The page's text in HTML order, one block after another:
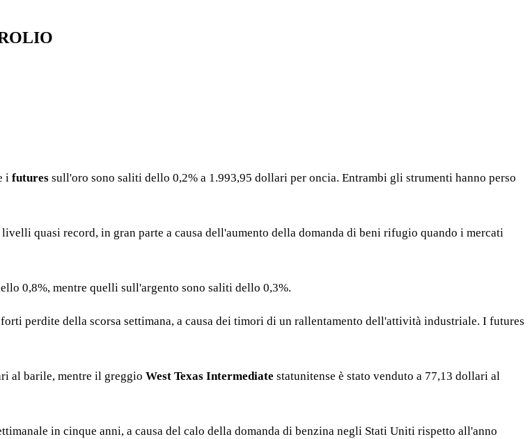
i futures sull'oro sono saliti dello 0,2% a 1.993,95 dollari per oncia. Entrambi gli strumenti hanno perso
quasi record, in gran parte a causa dell'aumento della domanda di beni rifugio quando i mercati
0,8%, mentre quelli sull'argento sono saliti dello 0,3%.
perdite della scorsa settimana, a causa dei timori di un rallentamento dell'attività industriale. I futures
al barile, mentre il greggio West Texas Intermediate statunitense è stato venduto a 77,13 dollari al
in cinque anni, a causa del calo della domanda di benzina negli Stati Uniti rispetto all'anno